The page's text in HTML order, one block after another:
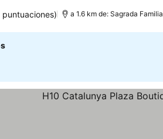
a 1.6 km de: Sagrada Familia